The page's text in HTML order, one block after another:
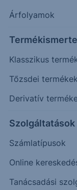
Árfolyamok
Klasszikus
Tőzsdei termékek
Derivatív
Szolgáltatások
Számlatípusok
Online
Tanácsadási